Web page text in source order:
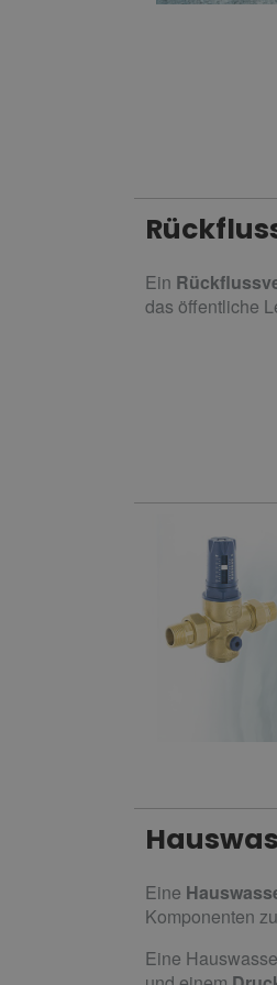
Ein
das öffentliche
Eine
Komponenten
Eine